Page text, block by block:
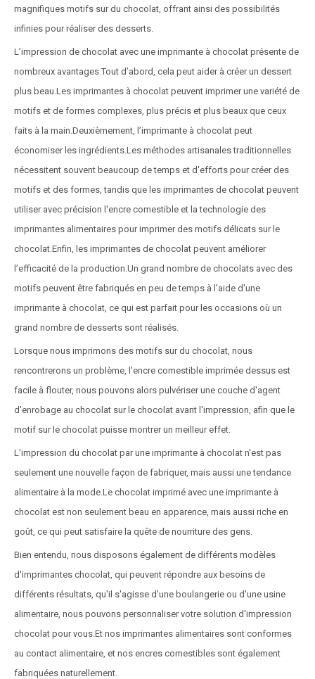
magnifiques motifs sur du chocolat, offrant ainsi des possibilités
infinies pour réaliser des desserts.
L’impression de chocolat avec une imprimante à chocolat présente de
nombreux avantages.Tout d’abord, cela peut aider à créer un dessert
plus beau.Les imprimantes à chocolat peuvent imprimer une variété de
motifs et de formes complexes, plus précis et plus beaux que ceux
faits à la main.Deuxièmement, l’imprimante à chocolat peut
économiser les ingrédients.Les méthodes artisanales traditionnelles
nécessitent souvent beaucoup de temps et d'efforts pour créer des
motifs et des formes, tandis que les imprimantes de chocolat peuvent
utiliser avec précision l'encre comestible et la technologie des
imprimantes alimentaires pour imprimer des motifs délicats sur le
chocolat.Enfin, les imprimantes de chocolat peuvent améliorer
l’efficacité de la production.Un grand nombre de chocolats avec des
motifs peuvent être fabriqués en peu de temps à l'aide d'une
imprimante à chocolat, ce qui est parfait pour les occasions où un
grand nombre de desserts sont réalisés.
Lorsque nous imprimons des motifs sur du chocolat, nous
rencontrerons un problème, l'encre comestible imprimée dessus est
facile à flouter, nous pouvons alors pulvériser une couche d'agent
d'enrobage au chocolat sur le chocolat avant l'impression, afin que le
motif sur le chocolat puisse montrer un meilleur effet.
L'impression du chocolat par une imprimante à chocolat n'est pas
seulement une nouvelle façon de fabriquer, mais aussi une tendance
alimentaire à la mode.Le chocolat imprimé avec une imprimante à
chocolat est non seulement beau en apparence, mais aussi riche en
goût, ce qui peut satisfaire la quête de nourriture des gens.
Bien entendu, nous disposons également de différents modèles
d'imprimantes chocolat, qui peuvent répondre aux besoins de
différents résultats, qu'il s'agisse d'une boulangerie ou d'une usine
alimentaire, nous pouvons personnaliser votre solution d'impression
chocolat pour vous.Et nos imprimantes alimentaires sont conformes
au contact alimentaire, et nos encres comestibles sont également
fabriquées naturellement.